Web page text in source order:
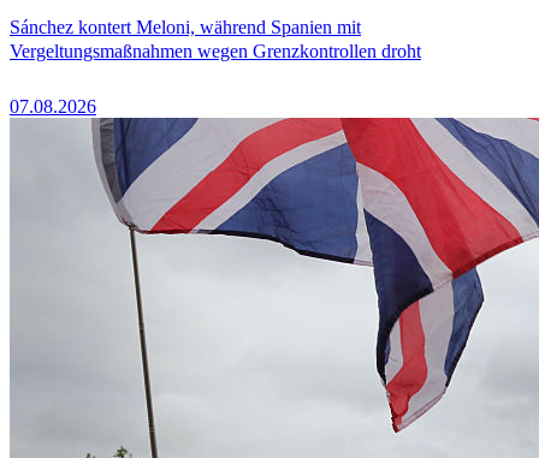
Sánchez kontert Meloni, während Spanien mit
Vergeltungsmaßnahmen wegen Grenzkontrollen droht
07.08.2026